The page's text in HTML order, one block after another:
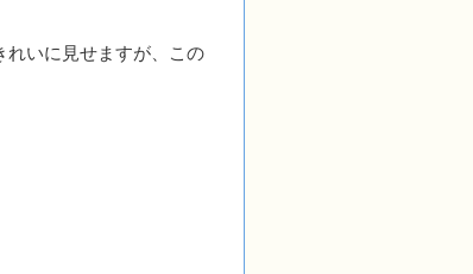
れいに見せますが、この